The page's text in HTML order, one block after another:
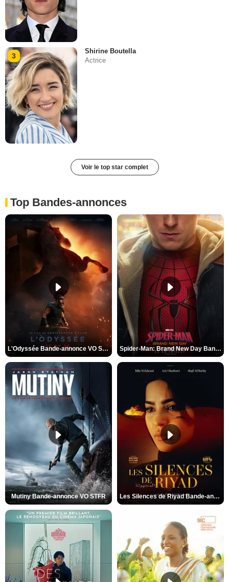
3
Shirine Boutella
Actrice
Voir le top star complet
Top Bandes-annonces
L'Odyssée Bande-annonce VO STFR Spider-Man: Brand New Day Bande-annonce VO STFR
Mutiny Bande-annonce VO STFR Les Silences de Riyad Bande-annonce VO STFR